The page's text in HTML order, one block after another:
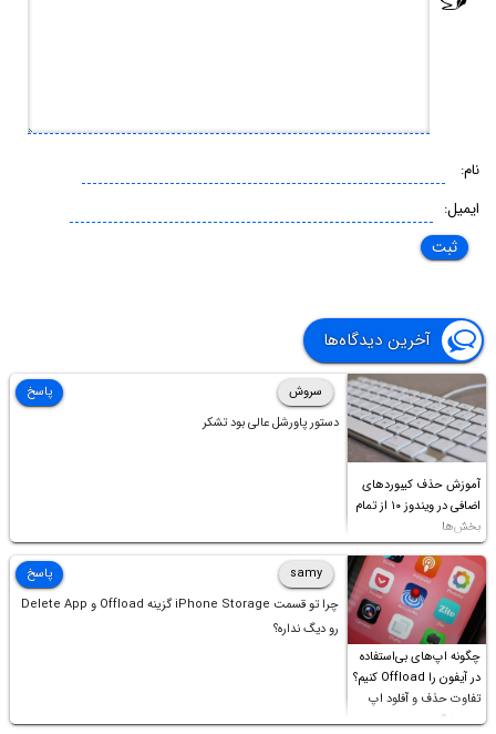
نام:
ایمیل:
آخرین دیدگاه‌ها
آموزش حذف کیبوردهای
اضافی در ویندوز ۱۰ از تمام
بخش‌ها
سروش
دستور پاورشل عالی بود تشکر
پاسخ
چگونه اپ‌های بی‌استفاده
در آیفون را Offload کنیم؟
تفاوت حذف و آفلود اپ
چیست؟
samy
چرا تو قسمت iPhone Storage گزینه Offload و Delete App
رو دیگ نداره؟
پاسخ